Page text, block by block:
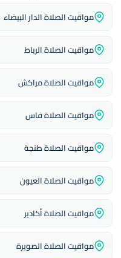
مواقيت الصلاة الدار البيضاء
مواقيت الصلاة الرباط
مواقيت الصلاة مراكش
مواقيت الصلاة فاس
مواقيت الصلاة طنجة
مواقيت الصلاة العيون
مواقيت الصلاة أكادير
مواقيت الصلاة الصويرة